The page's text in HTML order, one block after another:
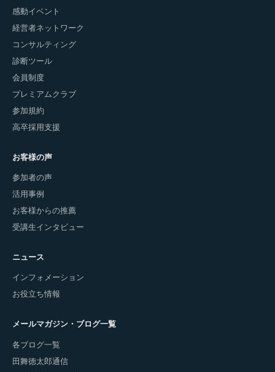
感動イベント
経営者ネットワーク
コンサルティング
診断ツール
会員制度
プレミアムクラブ
参加規約
高卒採用支援
お客様の声
参加者の声
活用事例
お客様からの推薦
受講生インタビュー
ニュース
インフォメーション
お役立ち情報
メールマガジン・ブログ一覧
各ブログ一覧
田舞徳太郎通信